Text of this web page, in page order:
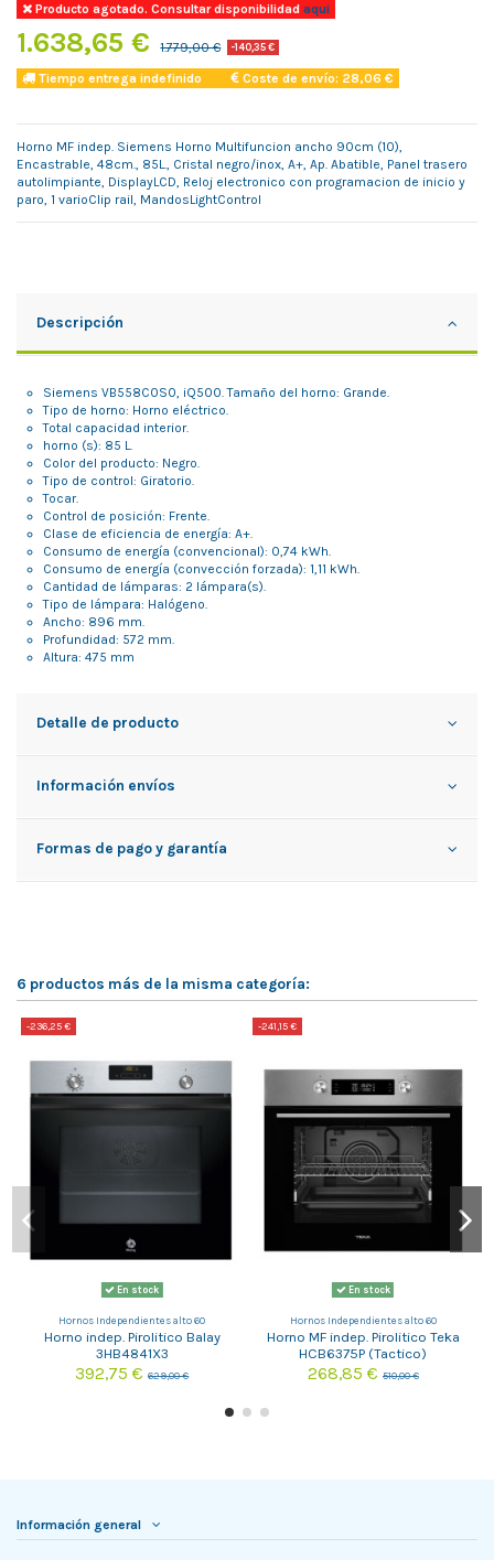
Producto agotado. Consultar disponibilidadaqui
1.638,65 € 1.779,00 € -140,35 €
Tiempo entrega indefinido Coste de envío: 28,06 €
Horno MF indep. Siemens Horno Multifuncion ancho 90cm (10),
Encastrable, 48cm., 85L., Cristal negro/inox, A+, Ap. Abatible, Panel trasero
autolimpiante, DisplayLCD, Reloj electronico con programacion de inicio y
paro, 1 varioClip rail, MandosLightControl
Descripción
Siemens VB558C0S0, iQ500. Tamaño del horno: Grande.
Tipo de horno: Horno eléctrico.
Total capacidad interior.
horno (s): 85 L.
Color del producto: Negro.
Tipo de control: Giratorio.
Tocar.
Control de posición: Frente.
Clase de eficiencia de energía: A+.
Consumo de energía (convencional): 0,74 kWh.
Consumo de energía (convección forzada): 1,11 kWh.
Cantidad de lámparas: 2 lámpara(s).
Tipo de lámpara: Halógeno.
Ancho: 896 mm.
Profundidad: 572 mm.
Altura: 475 mm
Detalle de producto
Información envíos
Formas de pago y garantía
6 productos más de la misma categoría:
-236,25 €
En stock
Hornos Independientes alto 60
Horno indep. Pirolitico Balay
3HB4841X3
392,75 €629,00 €
-241,15 €
En stock
Hornos Independientes alto 60
Horno MF indep. Pirolitico Teka
HCB6375P (Tactico)
268,85 € 510,00 €
Información general